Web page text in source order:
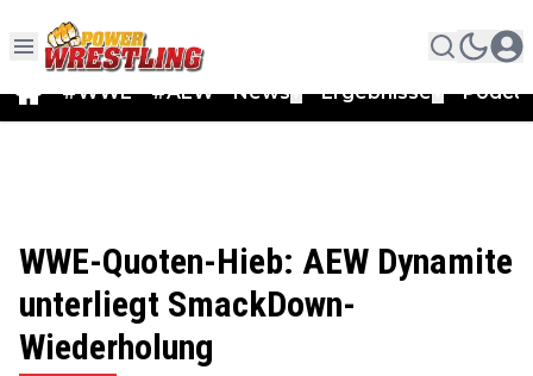
#WWE #AEW News Ergebnisse
WWE-Quoten-Hieb: AEW Dynamite
unterliegt SmackDown-
Wiederholung